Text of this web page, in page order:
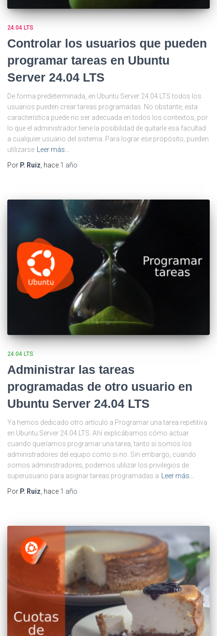
24.04 LTS
Controlar los usuarios que pueden
programar tareas en Ubuntu
Server 24.04 LTS
De forma predeterminada, en Ubuntu Server 24.04 LTS todos los
usuarios pueden crear tareas programadas. No obstante, esta
característica puede no ser adecuada en todos los contextos, por
lo que el administrador tiene la posibilidad de quitarle esa facultad
a cualquier usuario del sistema. Para lograr ese propósito, pueden
utilizarse Leer más…
Por P. Ruiz, hace 1 año
24.04 LTS
Administrar las tareas
programadas de otro usuario en
Ubuntu Server 24.04 LTS
Ya hemos dedicado otro artículo a Programar una tarea repetitiva
en Ubuntu Server 24.04 LTS. Ahí explicábamos cómo actuar
cuando queríamos programar una tarea, tanto si somos los
administradores del equipo como si no. Sin embargo, cuando
somos administradores, podemos utilizar los privilegios de
superusuario para asignar tareas programadas a
Leer más…
Por P. Ruiz , hace 1 año